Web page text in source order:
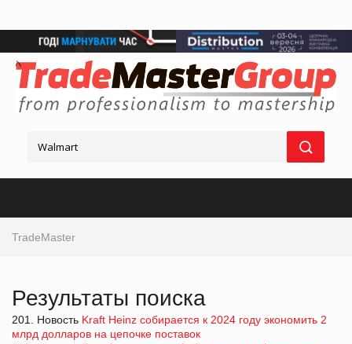
TradeMaster
Результаты поиска
201. Новость Kraft Heinz собирается к 2024 году экономить 2
млрд долларов на цепочке поставок